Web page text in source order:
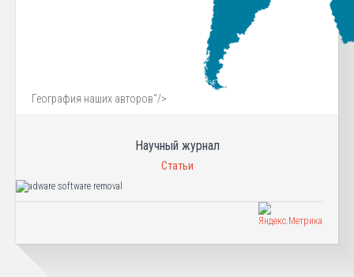
География наших авторов"/>
Научный журнал
Статьи